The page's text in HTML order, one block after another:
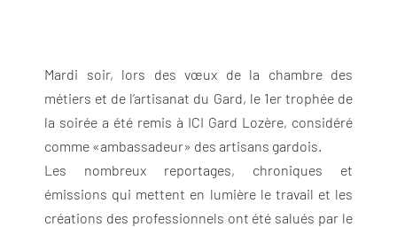
Mardi soir, lors des vœux de la chambre des
métiers et de l’artisanat du Gard, le 1er trophée de
la soirée a été remis à ICI Gard Lozère, considéré
comme «ambassadeur» des artisans gardois.
Les nombreux reportages, chroniques et
émissions qui mettent en lumière le travail et les
créations des professionnels ont été salués par le